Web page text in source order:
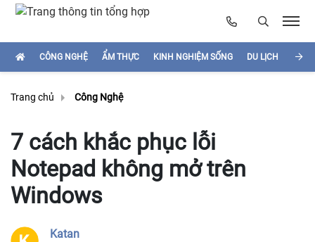
CÔNG NGHỆ ẨM THỰC KINH NGHIỆM SỐNG DU LỊCH
Trang chủ Công Nghệ
7 cách khắc phục lỗi
Notepad không mở trên
Windows
Katan